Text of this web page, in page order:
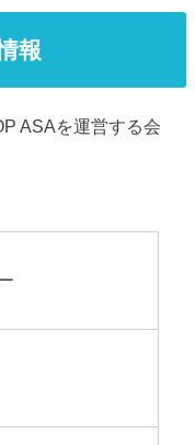
報
ASAを運営する会